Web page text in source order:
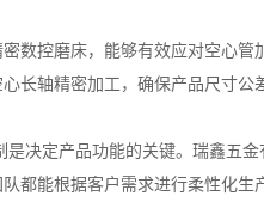
数控磨床，能够有效应对空心
长轴精密加工，确保产品尺寸公
决定产品功能的关键。瑞鑫五
都能根据客户需求进行柔性化